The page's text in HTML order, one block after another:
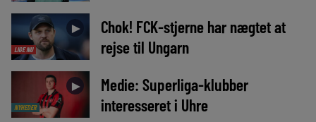
LIGE NU
►
Chok! FCK-stjerne har nægtet at
rejse til Ungarn
NYHEDER
►
Medie: Superliga-klubber
interesseret i Uhre